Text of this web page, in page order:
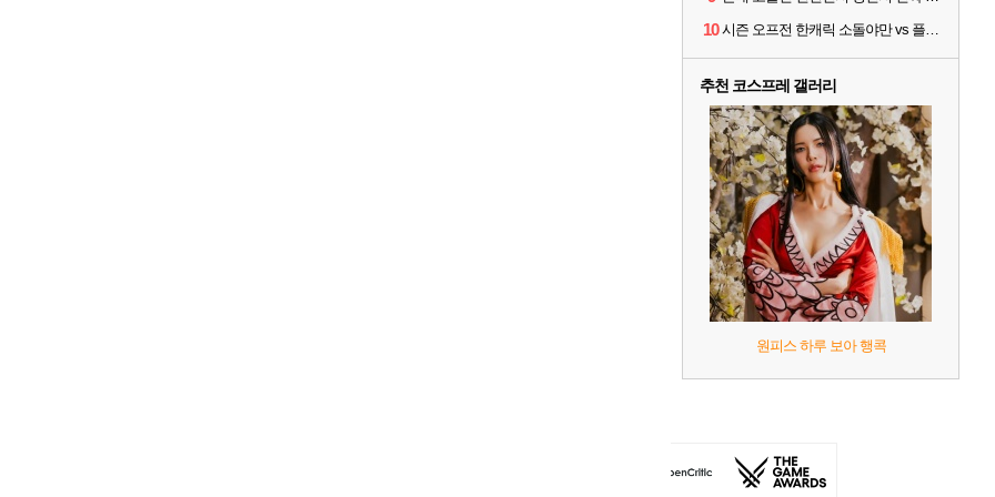
10 시즌 오프전 한캐릭 소돌야만 vs 플리커 대격변
추천 코스프레 갤러리
원피스 하루 보아 행콕